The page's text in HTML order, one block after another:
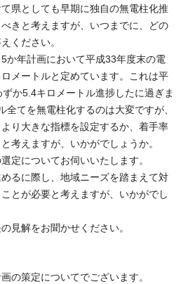
県としても早期に独自の無電柱化推
きと考えますが、いつまでに、どの
ください。
か年計画において平成33年度末の電
メートルと定めています。これは平
か5.4キロメートル進捗したに過ぎま
てを無電柱化するのは大変ですが、
り大きな指標を設定するか、着手率
考えますが、いかがでしょうか。
定についてお伺いいたします。
るに際し、地域ニーズを踏まえて対
とが必要と考えますが、いかがでし
見解をお聞かせください。
の策定についてでございます。